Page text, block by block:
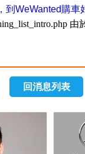
WeWanted購車
由
回消息列表